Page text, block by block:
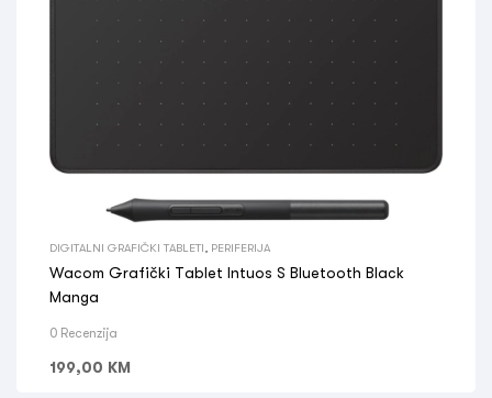
DIGITALNI GRAFIČKI TABLETI PERIFERIJA
Wacom Grafički Tablet Intuos S Bluetooth Black
Manga
0 Recenzija
199,00 KM